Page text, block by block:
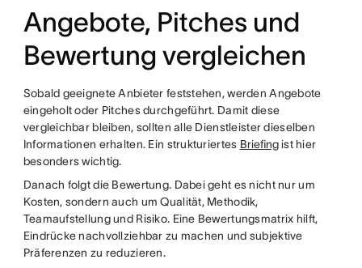
Angebote, Pitches und
Bewertung vergleichen
Sobald geeignete Anbieter feststehen, werden Angebote
eingeholt oder Pitches durchgeführt. Damit diese
vergleichbar bleiben, sollten alle Dienstleister dieselben
Informationen erhalten. Ein strukturiertes Briefingist hier
besonders wichtig.
Danach folgt die Bewertung. Dabei geht es nicht nur um
Kosten, sondern auch um Qualität, Methodik,
Teamaufstellung und Risiko. Eine Bewertungsmatrix hilft,
Eindrücke nachvollziehbar zu machen und subjektive
Präferenzen zu reduzieren.